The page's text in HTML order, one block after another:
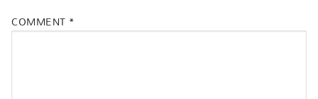
COMMENT *